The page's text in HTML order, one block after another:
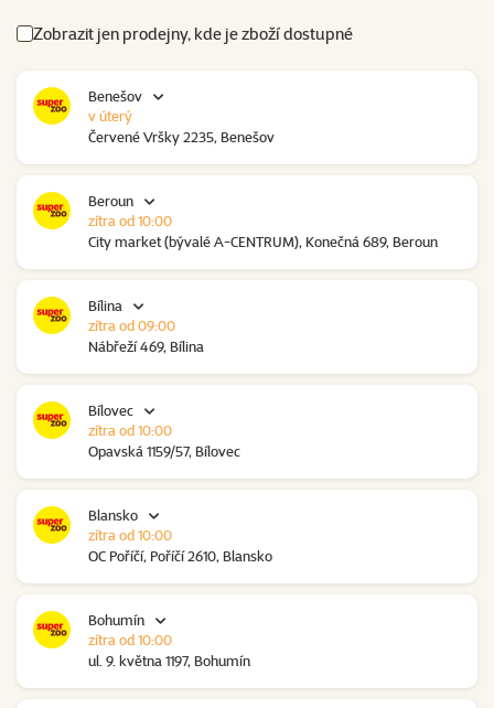
Zobrazit jen prodejny, kde je zboží dostupné
Benešov
Červené Vršky 2235, Benešov
v úterý
Beroun
City market (bývalé A-CENTRUM), Konečná 689, Beroun
zítra od 10:00
Bílina
Nábřeží 469, Bílina
zítra od 09:00
Bílovec
Opavská 1159/57, Bílovec
zítra od 10:00
Blansko
OC Poříčí, Poříčí 2610, Blansko
zítra od 10:00
Bohumín
ul. 9. května 1197, Bohumín
zítra od 10:00